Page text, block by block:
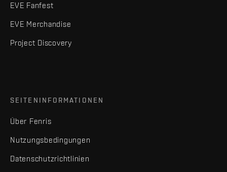
EVE Fanfest
EVE Merchandise
Project Discovery
SEITENINFORMATIONEN
Über Fenris
Nutzungsbedingungen
Datenschutzrichtlinien